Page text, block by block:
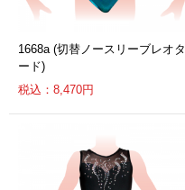
1668a (切替ノースリーブレオタ
ード)
税込：8,470円